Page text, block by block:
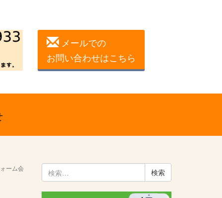
メールでの
お問い合わせはこちら
ーム会
検
索: